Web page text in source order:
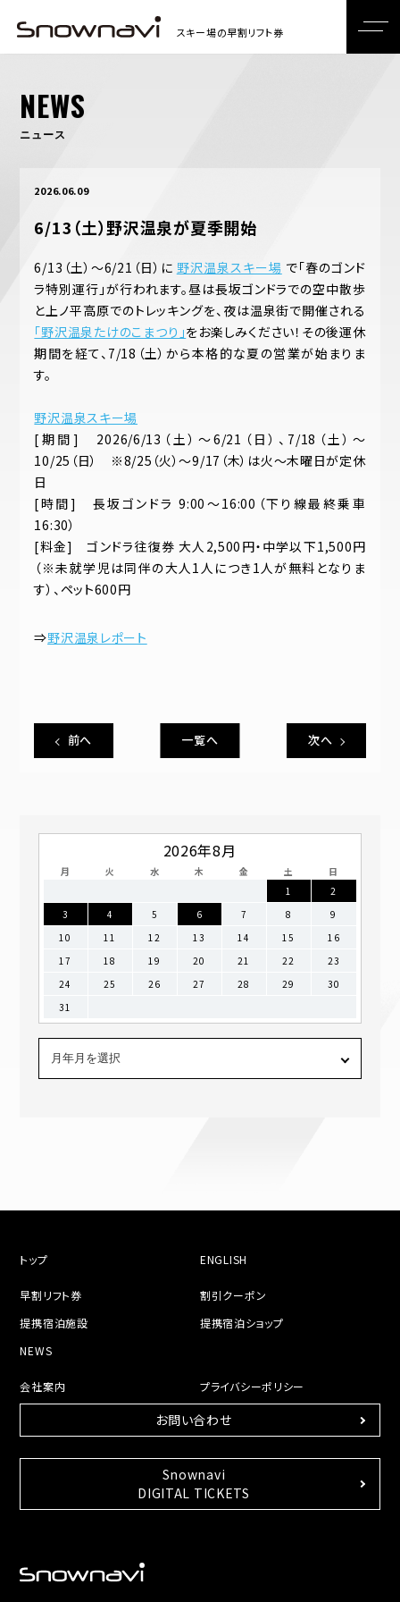
NEWS
ニュース
2026.06.09
6/13（土）野沢温泉が夏季開始
6/13（土）～6/21（日）に 野沢温泉スキー場 で「春のゴンド
ラ特別運行」が行われます。昼は長坂ゴンドラでの空中散歩
と上ノ平高原でのトレッキングを、夜は温泉街で開催される
「野沢温泉たけのこまつり」をお楽しみください！その後運休
期間を経て、7/18（土）から本格的な夏の営業が始まりま
す。
野沢温泉スキー場
[期間] 2026/6/13（土）～6/21（日）、7/18（土）～
10/25（日） ※8/25（火）～9/17（木）は火～木曜日が定休
日
[時間] 長坂ゴンドラ 9:00～16:00（下り線最終乗車
16:30）
[料金] ゴンドラ往復券 大人2,500円・中学以下1,500円
（※未就学児は同伴の大人1人につき1人が無料となりま
す）、ペット600円
⇒野沢温泉レポート
前へ 一覧へ 次へ
2026年8月
月 火 水 木 金 土
日
1
2
3
4 5 6 7 8
9
10
11 12 13 14 15
16
17
18 19 20 21 22
23
24
25 26 27 28 29
30
31
トップ ENGLISH
早割リフト券
割引クーポン
提携宿泊施設
提携宿泊ショップ
NEWS
会社案内 プライバシーポリシー
お問い合わせ
Snownavi
DIGITAL TICKETS